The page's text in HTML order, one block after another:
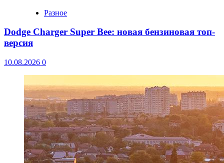
Разное
Dodge Charger Super Bee: новая бензиновая топ-
версия
10.08.2026 0